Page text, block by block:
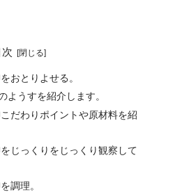
次
おとりよせる。
ようすを紹介します。
だわりポイントや原材料を紹
じっくりをじっくり観察して
調理。